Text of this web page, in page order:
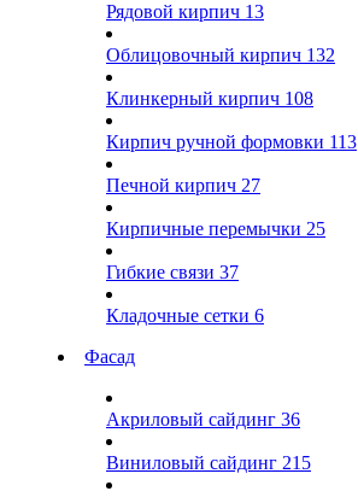
Рядовой кирпич 13
Облицовочный кирпич 132
Клинкерный кирпич 108
Кирпич ручной формовки 113
Печной кирпич 27
Кирпичные перемычки 25
Гибкие связи 37
Кладочные сетки 6
Фасад
Акриловый сайдинг 36
Виниловый сайдинг 215